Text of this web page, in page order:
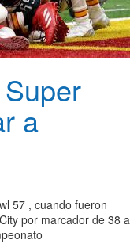
a
57 , cuando fueron
por marcador de 38 a